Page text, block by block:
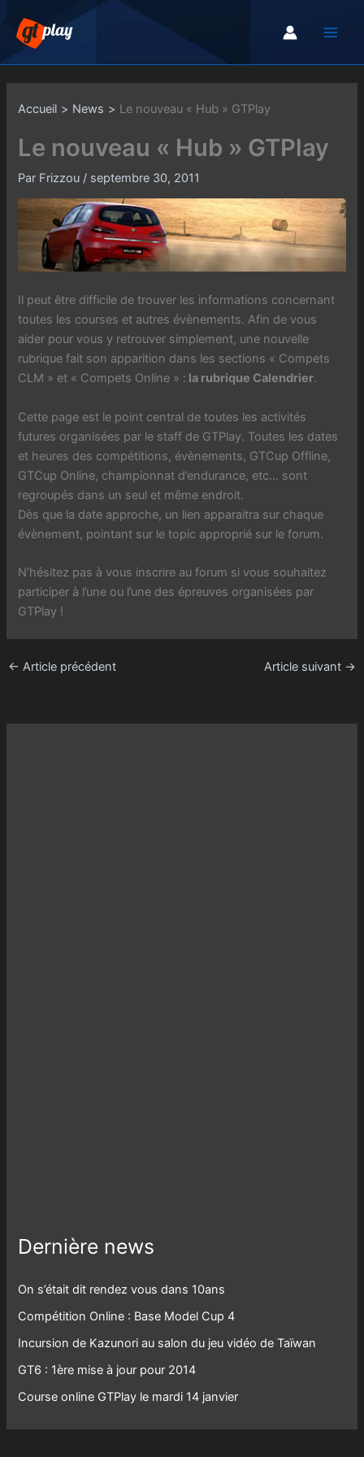
contenu
Accueil News Le nouveau « Hub » GTPlay
Le nouveau « Hub » GTPlay
Par Frizzou / septembre 30, 2011
Il peut être difficile de trouver les informations concernant
toutes les courses et autres évènements. Afin de vous
aider pour vous y retrouver simplement, une nouvelle
rubrique fait son apparition dans les sections « Compets
CLM » et « Compets Online » : la rubrique Calendrier.
Cette page est le point central de toutes les activités
futures organisées par le staff de GTPlay. Toutes les dates
et heures des compétitions, évènements, GTCup Offline,
GTCup Online, championnat d’endurance, etc… sont
regroupés dans un seul et même endroit.
Dès que la date approche, un lien apparaitra sur chaque
évènement, pointant sur le topic approprié sur le forum.
N’hésitez pas à vous inscrire au forum si vous souhaitez
participer à l’une ou l’une des épreuves organisées par
GTPlay !
← Article précédent Article suivant →
Dernière news
On s’était dit rendez vous dans 10ans
Compétition Online : Base Model Cup 4
Incursion de Kazunori au salon du jeu vidéo de Taïwan
GT6 : 1ère mise à jour pour 2014
Course online GTPlay le mardi 14 janvier